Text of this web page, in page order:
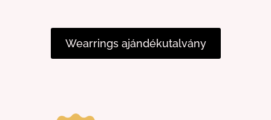
Wearrings ajándékutalvány